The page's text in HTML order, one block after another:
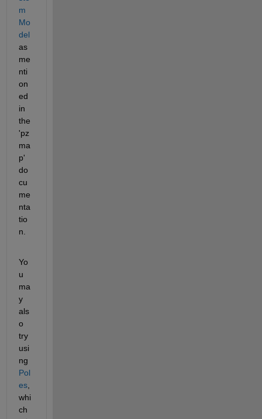
m
Mo
as
me
nti
on
ed
in
the
'pz
ma
p'
do
cu
me
nta
tio
n.
Yo
u
ma
y
als
o
try
usi
ng
Pol
es,
whi
ch